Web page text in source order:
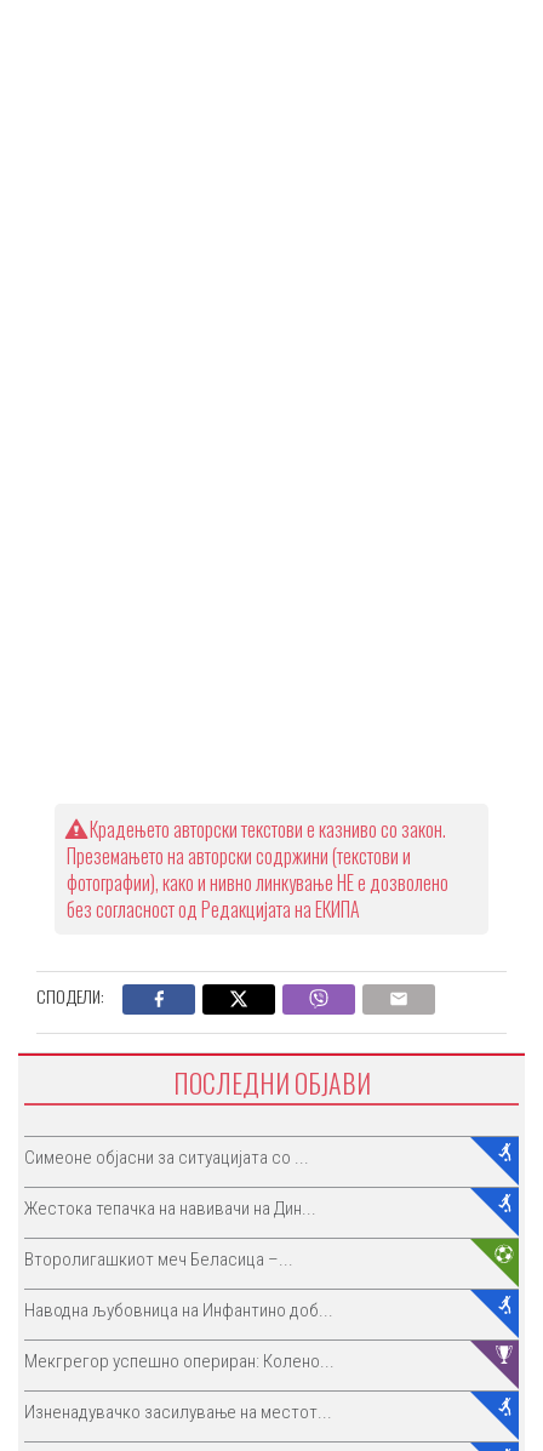
Крадењето авторски текстови е казниво со закон.
Преземањето на авторски содржини (текстови и
фотографии), како и нивно линкување НЕ е дозволено
без согласност од Редакцијата на ЕКИПА
СПОДЕЛИ:
ПОСЛЕДНИ ОБЈАВИ
Симеоне објасни за ситуацијата со ...
Жестока тепачка на навивачи на Дин...
Второлигашкиот меч Беласица –...
Наводна љубовница на Инфантино доб...
Мекгрегор успешно опериран: Колено...
Изненадувачко засилување на местот...